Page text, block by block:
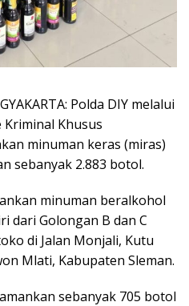
Polda DIY melalui
Khusus
minuman keras (miras)
sebanyak 2.883 botol.
minuman beralkohol
dari Golongan B dan C
di Jalan Monjali, Kutu
Mlati, Kabupaten Sleman.
sebanyak 705 botol